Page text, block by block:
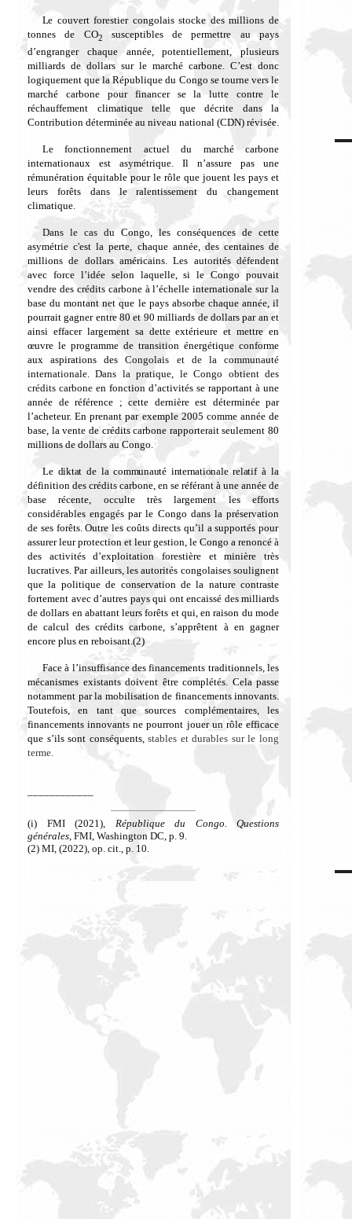
Le couvert forestier congolais stocke des millions de
tonnes de CO2 susceptibles de permettre au pays
d’engranger chaque année, potentiellement, plusieurs
milliards de dollars sur le marché carbone. C’est donc
logiquement que la République du Congo se tourne vers le
marché carbone pour financer se la lutte contre le
réchauffement climatique telle que décrite dans la
Contribution déterminée au niveau national (CDN) révisée.
Le fonctionnement actuel du marché carbone
internationaux est asymétrique. Il n’assure pas une
rémunération équitable pour le rôle que jouent les pays et
leurs forêts dans le ralentissement du changement
climatique.
Dans le cas du Congo, les conséquences de cette
asymétrie c'est la perte, chaque année, des centaines de
millions de dollars américains . Les autorités défendent
avec force l’idée selon laquelle,
si le Congo pouvait
vendre des crédits carbone à l’échelle internationale sur la
base du montant net que le pays absorbe chaque année, il
pourrait gagner entre 80 et 90 milliards de dollars par an et
ainsi effacer largement sa dette extérieure et mettre en
œuvre le programme de transition énergétique conforme
aux aspirations desCongolais et de la communauté
internationale. Dans la pratique, le Congo obtient des
crédits carbone en fonction d’activités se rapportant à une
année de référence ; cette dernière est déterminée par
l’acheteur. En prenant par exemple 2005 comme année de
base, la vente de crédits carbone rapporterait seulement 80
millions de dollars au Congo.
Le diktat de la communauté internationale relatif à la
définition des crédits carbone, en se référant à une année de
base récente, occulte très largement les efforts
considérables engagés par le Congo dans la préservation
de ses forêts. Outre les coûts directs qu’il a supportés pour
assurer leur protection et leur gestion, le Congo a renoncé à
des activités d’exploitation forestière et minière très
lucratives.Par ailleurs, les autorités congolaisessoulignent
que la politique de conservation de la naturecontraste
fortement avec d’autres pays qui ont encaissé des milliards
de dollars en abattant leurs forêts et qui, en raison du mode
de calcul des crédits carbone, s’apprêtent à en gagner
encore plus en reboisant.(2)
Face à l’insuffisance des financements traditionnels, les
mécanismes existants doivent être complétés. Cela passe
notamment par la mobilisation de financements innovants.
Toutefois, en tant que sources complémentaires, les
financements innovants ne pourront jouer un rôle efficace
que s’ils sont conséquents, stables et durables sur le long
terme.
(i) FMI (2021), République du Congo. Questions
générales , FMI, Washington DC, p. 9.
(2) MI, (2022), op. cit., p. 10.